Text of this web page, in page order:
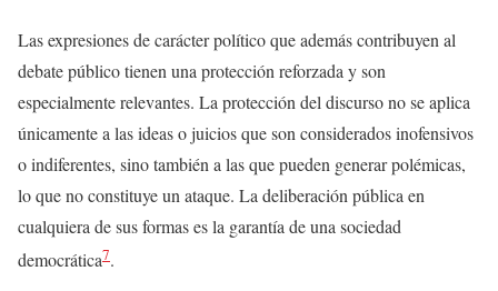
Las expresiones de carácter político que además contribuyen al
debate público tienen una protección reforzada y son
especialmente relevantes. La protección del discurso no se aplica
únicamente a las ideas o juicios que son considerados inofensivos
o indiferentes, sino también a las que pueden generar polémicas,
lo que no constituye un ataque. La deliberación pública en
cualquiera de sus formas es la garantía de una sociedad
democrática7.